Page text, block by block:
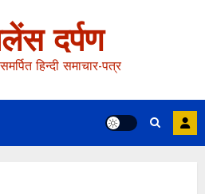
दर्पण
हिन्दी समाचार-पत्र